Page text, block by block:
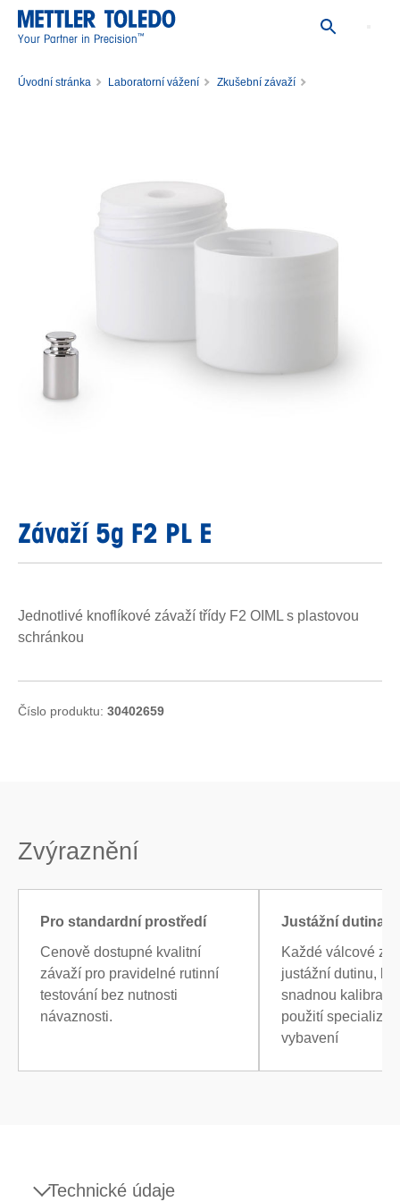
Your Partner in Precision™
Úvodní stránka Laboratorní vážení
Zkušební závaží
Závaží 5g F2 PL E
Jednotlivé knoflíkové závaží třídy F2 OIML s plastovou
schránkou
Číslo produktu: 30402659
Zvýraznění
Pro standardní prostředí
Cenově dostupné kvalitní
závaží pro pravidelné rutinní
testování bez nutnosti
návaznosti.
Justážní dutina
Každé válcové
justážní dutinu,
snadnou kalibraci
použití
vybavení
Technické údaje